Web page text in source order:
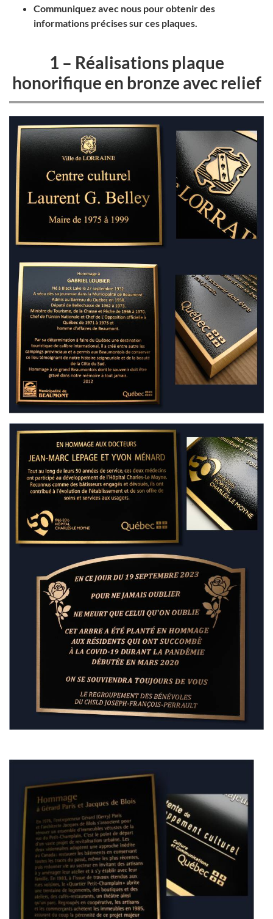
Communiquez avec nous pour obtenir des
informations précises sur ces plaques.
1 – Réalisations plaque
honorifique en bronze avec relief